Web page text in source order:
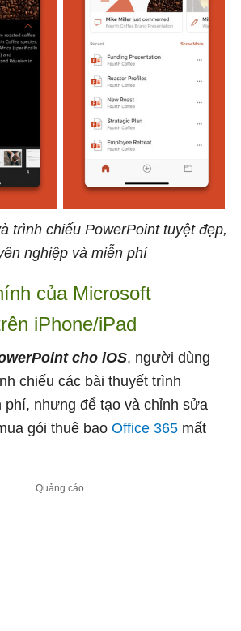
trình chiếu PowerPoint tuyệt đẹp,
nghiệp và miễn phí
của Microsoft
iPhone/iPad
cho iOS, người dùng
chiếu các bài thuyết trình
phí, nhưng để tạo và chỉnh sửa
gói thuê bao Office 365 mất